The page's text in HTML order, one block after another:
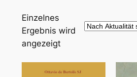
Einzelnes
Ergebnis wird
angezeigt